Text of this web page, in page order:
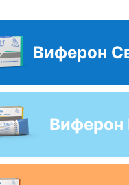
Виферон
Виферон